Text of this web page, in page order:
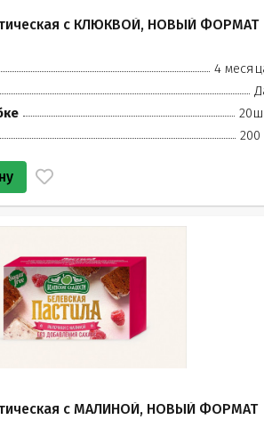
с КЛЮКВОЙ, НОВЫЙ ФОРМАТ
4
200
с МАЛИНОЙ, НОВЫЙ ФОРМАТ